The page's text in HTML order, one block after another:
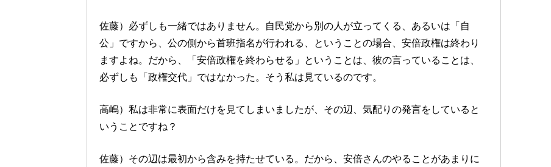
佐藤）必ずしも一緒ではありません。自民党から別の人が立ってくる、あるいは「自
公」ですから、公の側から首班指名が行われる、ということの場合、安倍政権は終わり
ますよね。だから、「安倍政権を終わらせる」ということは、彼の言っていることは、
必ずしも「政権交代」ではなかった。そう私は見ているのです。
高嶋）私は非常に表面だけを見てしまいましたが、その辺、気配りの発言をしていると
いうことですね？
佐藤）その辺は最初から含みを持たせている。だから、安倍さんのやることがあまりに